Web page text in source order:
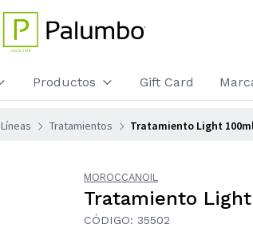
Productos Gift Card
Líneas Tratamientos Tratamiento Light
MOROCCANOIL
Tratamiento
CÓDIGO: 35502